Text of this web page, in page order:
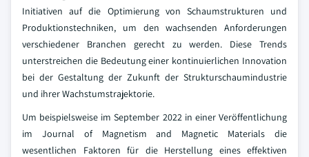
Initiativen auf die Optimierung von Schaumstrukturen und
Produktionstechniken, um den wachsenden Anforderungen
verschiedener Branchen gerecht zu werden. Diese Trends
unterstreichen die Bedeutung einer kontinuierlichen Innovation
bei der Gestaltung der Zukunft der Strukturschaumindustrie
und ihrer Wachstumstrajektorie.
Um beispielsweise im September 2022 in einer Veröffentlichung
im Journal of Magnetism and Magnetic Materials die
wesentlichen Faktoren für die Herstellung eines effektiven